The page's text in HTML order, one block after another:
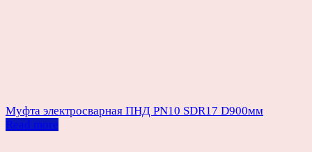
Муфта электросварная ПНД PN10 SDR17 D900мм
Read more